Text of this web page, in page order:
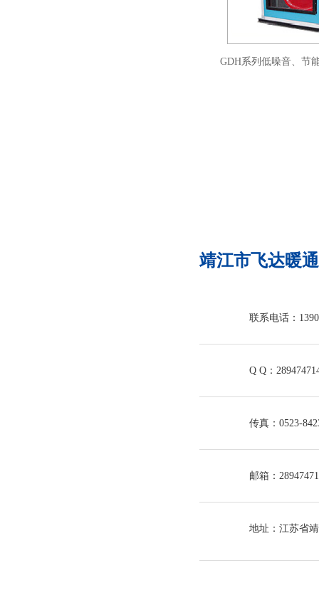
GDH系列低噪音、节
靖江市飞达暖
联系电话：
Q Q：
传真：0523-
邮箱：
地址：江苏省